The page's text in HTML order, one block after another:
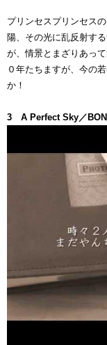
プリンセスプリンセス
陽、その光に乱反射す
が、情景とまざりあっ
０年たちますが、今の
か！
3 A Perfect Sky／